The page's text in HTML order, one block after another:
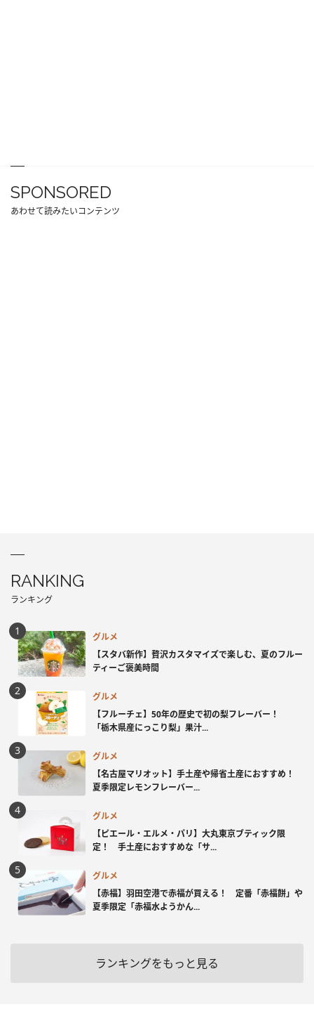
SPONSORED
あわせて読みたいコンテンツ
RANKING
ランキング
グルメ
【スタバ新作】贅沢カスタマイズで楽しむ、夏のフルー
ティーご褒美時間
グルメ
【フルーチェ】50年の歴史で初の梨フレーバー！
「栃木県産にっこり梨」果汁...
グルメ
【名古屋マリオット】手土産や帰省土産におすすめ！
夏季限定レモンフレーバー...
グルメ
【ピエール・エルメ・パリ】大丸東京ブティック限
定！ 手土産におすすめな「サ...
グルメ
【赤福】羽田空港で赤福が買える！ 定番「赤福餅」や
夏季限定「赤福水ようかん...
ランキングをもっと見る